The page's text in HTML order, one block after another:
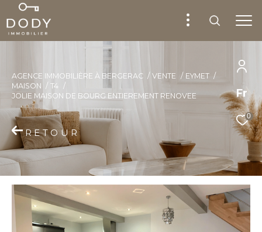
Fr
0
AGENCE IMMOBILIÈRE À BERGERAC VENTE
EYMET
MAISON
T4
JOLIE MAISON DE BOURG ENTIEREMENT RENOVEE
RETOUR